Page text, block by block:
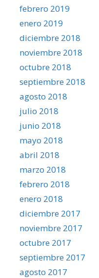
febrero 2019
enero 2019
diciembre 2018
noviembre 2018
octubre 2018
septiembre 2018
agosto 2018
julio 2018
junio 2018
mayo 2018
abril 2018
marzo 2018
febrero 2018
enero 2018
diciembre 2017
noviembre 2017
octubre 2017
septiembre 2017
agosto 2017